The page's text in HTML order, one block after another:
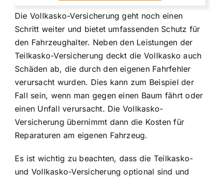
Die Vollkasko-Versicherung geht noch einen
Schritt weiter und bietet umfassenden Schutz für
den Fahrzeughalter. Neben den Leistungen der
Teilkasko-Versicherung deckt die Vollkasko auch
Schäden ab, die durch den eigenen Fahrfehler
verursacht wurden. Dies kann zum Beispiel der
Fall sein, wenn man gegen einen Baum fährt oder
einen Unfall verursacht. Die Vollkasko-
Versicherung übernimmt dann die Kosten für
Reparaturen am eigenen Fahrzeug.
Es ist wichtig zu beachten, dass die Teilkasko-
und Vollkasko-Versicherung optional sind und